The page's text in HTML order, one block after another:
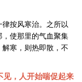
按风寒治。之所以
使那里的气血聚集
寒，则热即散，不
，人开始喘促起来